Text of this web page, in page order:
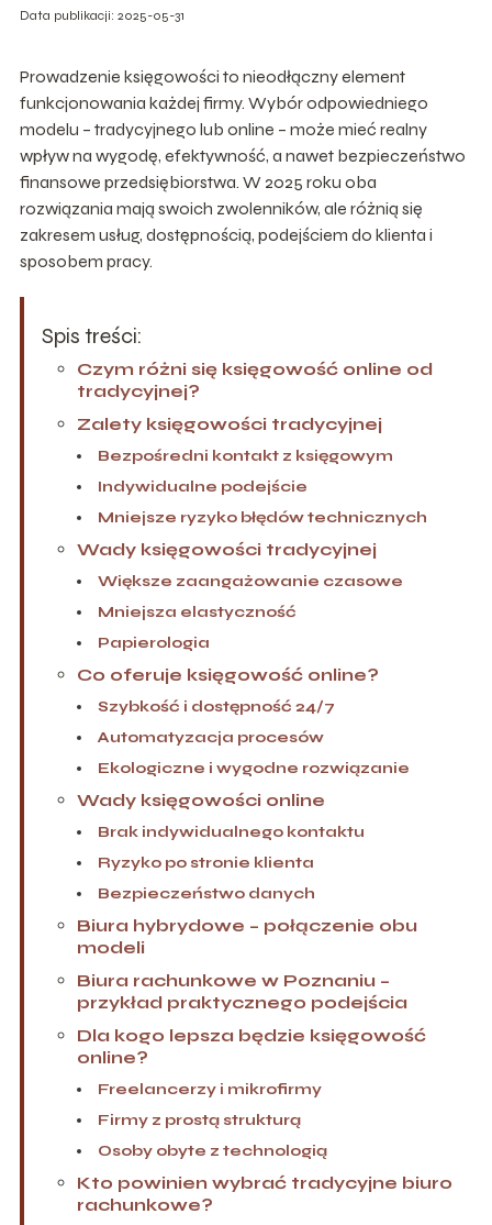
Data publikacji: 2025-05-31
Prowadzenie księgowości to nieodłączny element
funkcjonowania każdej firmy. Wybór odpowiedniego
modelu – tradycyjnego lub online – może mieć realny
wpływ na wygodę, efektywność, a nawet bezpieczeństwo
finansowe przedsiębiorstwa. W 2025 roku oba
rozwiązania mają swoich zwolenników, ale różnią się
zakresem usług, dostępnością, podejściem do klienta i
sposobem pracy.
Spis treści:
Czym różni się księgowość online od
tradycyjnej?
Zalety księgowości tradycyjnej
Bezpośredni kontakt z księgowym
Indywidualne podejście
Mniejsze ryzyko błędów technicznych
Wady księgowości tradycyjnej
Większe zaangażowanie czasowe
Mniejsza elastyczność
Papierologia
Co oferuje księgowość online?
Szybkość i dostępność 24/7
Automatyzacja procesów
Ekologiczne i wygodne rozwiązanie
Wady księgowości online
Brak indywidualnego kontaktu
Ryzyko po stronie klienta
Bezpieczeństwo danych
Biura hybrydowe – połączenie obu
modeli
Biura rachunkowe w Poznaniu –
przykład praktycznego podejścia
Dla kogo lepsza będzie księgowość
online?
Freelancerzy i mikrofirmy
Firmy z prostą strukturą
Osoby obyte z technologią
Kto powinien wybrać tradycyjne biuro
rachunkowe?